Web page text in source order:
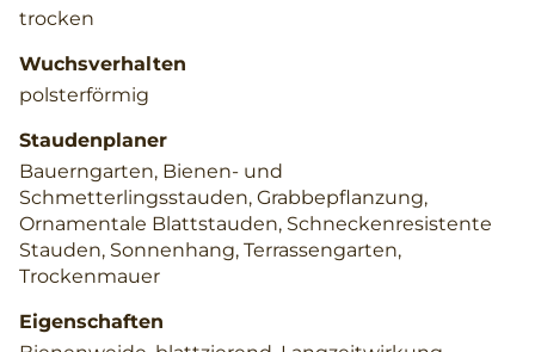
trocken
Wuchsverhalten
polsterförmig
Staudenplaner
Bauerngarten, Bienen- und
Schmetterlingsstauden, Grabbepflanzung,
Ornamentale Blattstauden, Schneckenresistente
Stauden, Sonnenhang, Terrassengarten,
Trockenmauer
Eigenschaften